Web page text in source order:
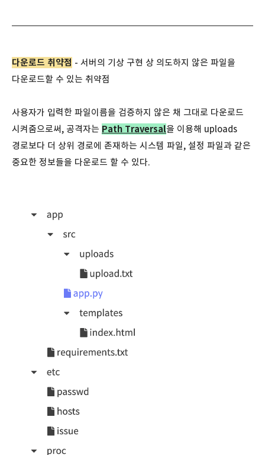
다운로드 취약점 - 서버의 기상 구현 상 의도하지 않은 파일을
다운로드할 수 있는 취약점
사용자가 입력한 파일이름을 검증하지 않은 채 그대로 다운로드
시켜줌으로써, 공격자는 Path Traversal을 이용해 uploads
경로보다 더 상위 경로에 존재하는 시스템 파일, 설정 파일과 같은
중요한 정보들을 다운로드 할 수 있다.